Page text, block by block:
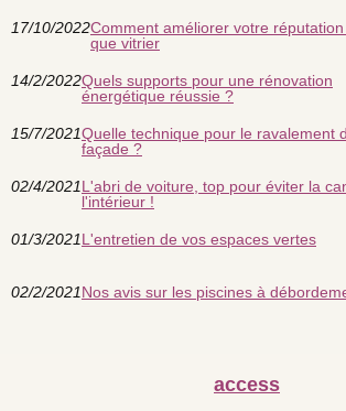
17/10/2022Comment améliorer votre
que vitrier
14/2/2022Quels supports pour une rénovation
énergétique réussie ?
15/7/2021Quelle technique pour le ravalement
façade ?
02/4/2021L'abri de voiture, top pour éviter la
l'intérieur !
01/3/2021L'entretien de vos espaces vertes
02/2/2021Nos avis sur les piscines à
access